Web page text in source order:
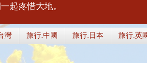
起疼惜大地。
灣 旅行.中國 旅行.日本 旅行.英